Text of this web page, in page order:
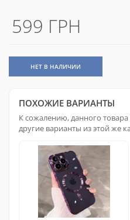
599 ГРН
НЕТ В НАЛИЧИИ
ПОХОЖИЕ ВАРИАНТЫ
К сожалению, данного
другие варианты из этой же